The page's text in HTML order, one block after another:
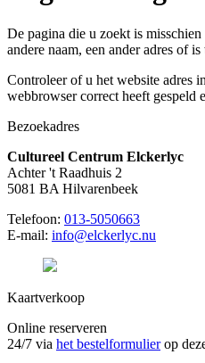
De pagina die u zoekt is
andere naam, een ander adres of
Controleer of u het website adres
webbrowser correct heeft gespeld
Bezoekadres
Cultureel Centrum Elckerlyc
Achter 't Raadhuis 2
5081 BA Hilvarenbeek
Telefoon: 013-5050663
E-mail: info@elckerlyc.nu
Kaartverkoop
Online reserveren
24/7 via het bestelformulierop